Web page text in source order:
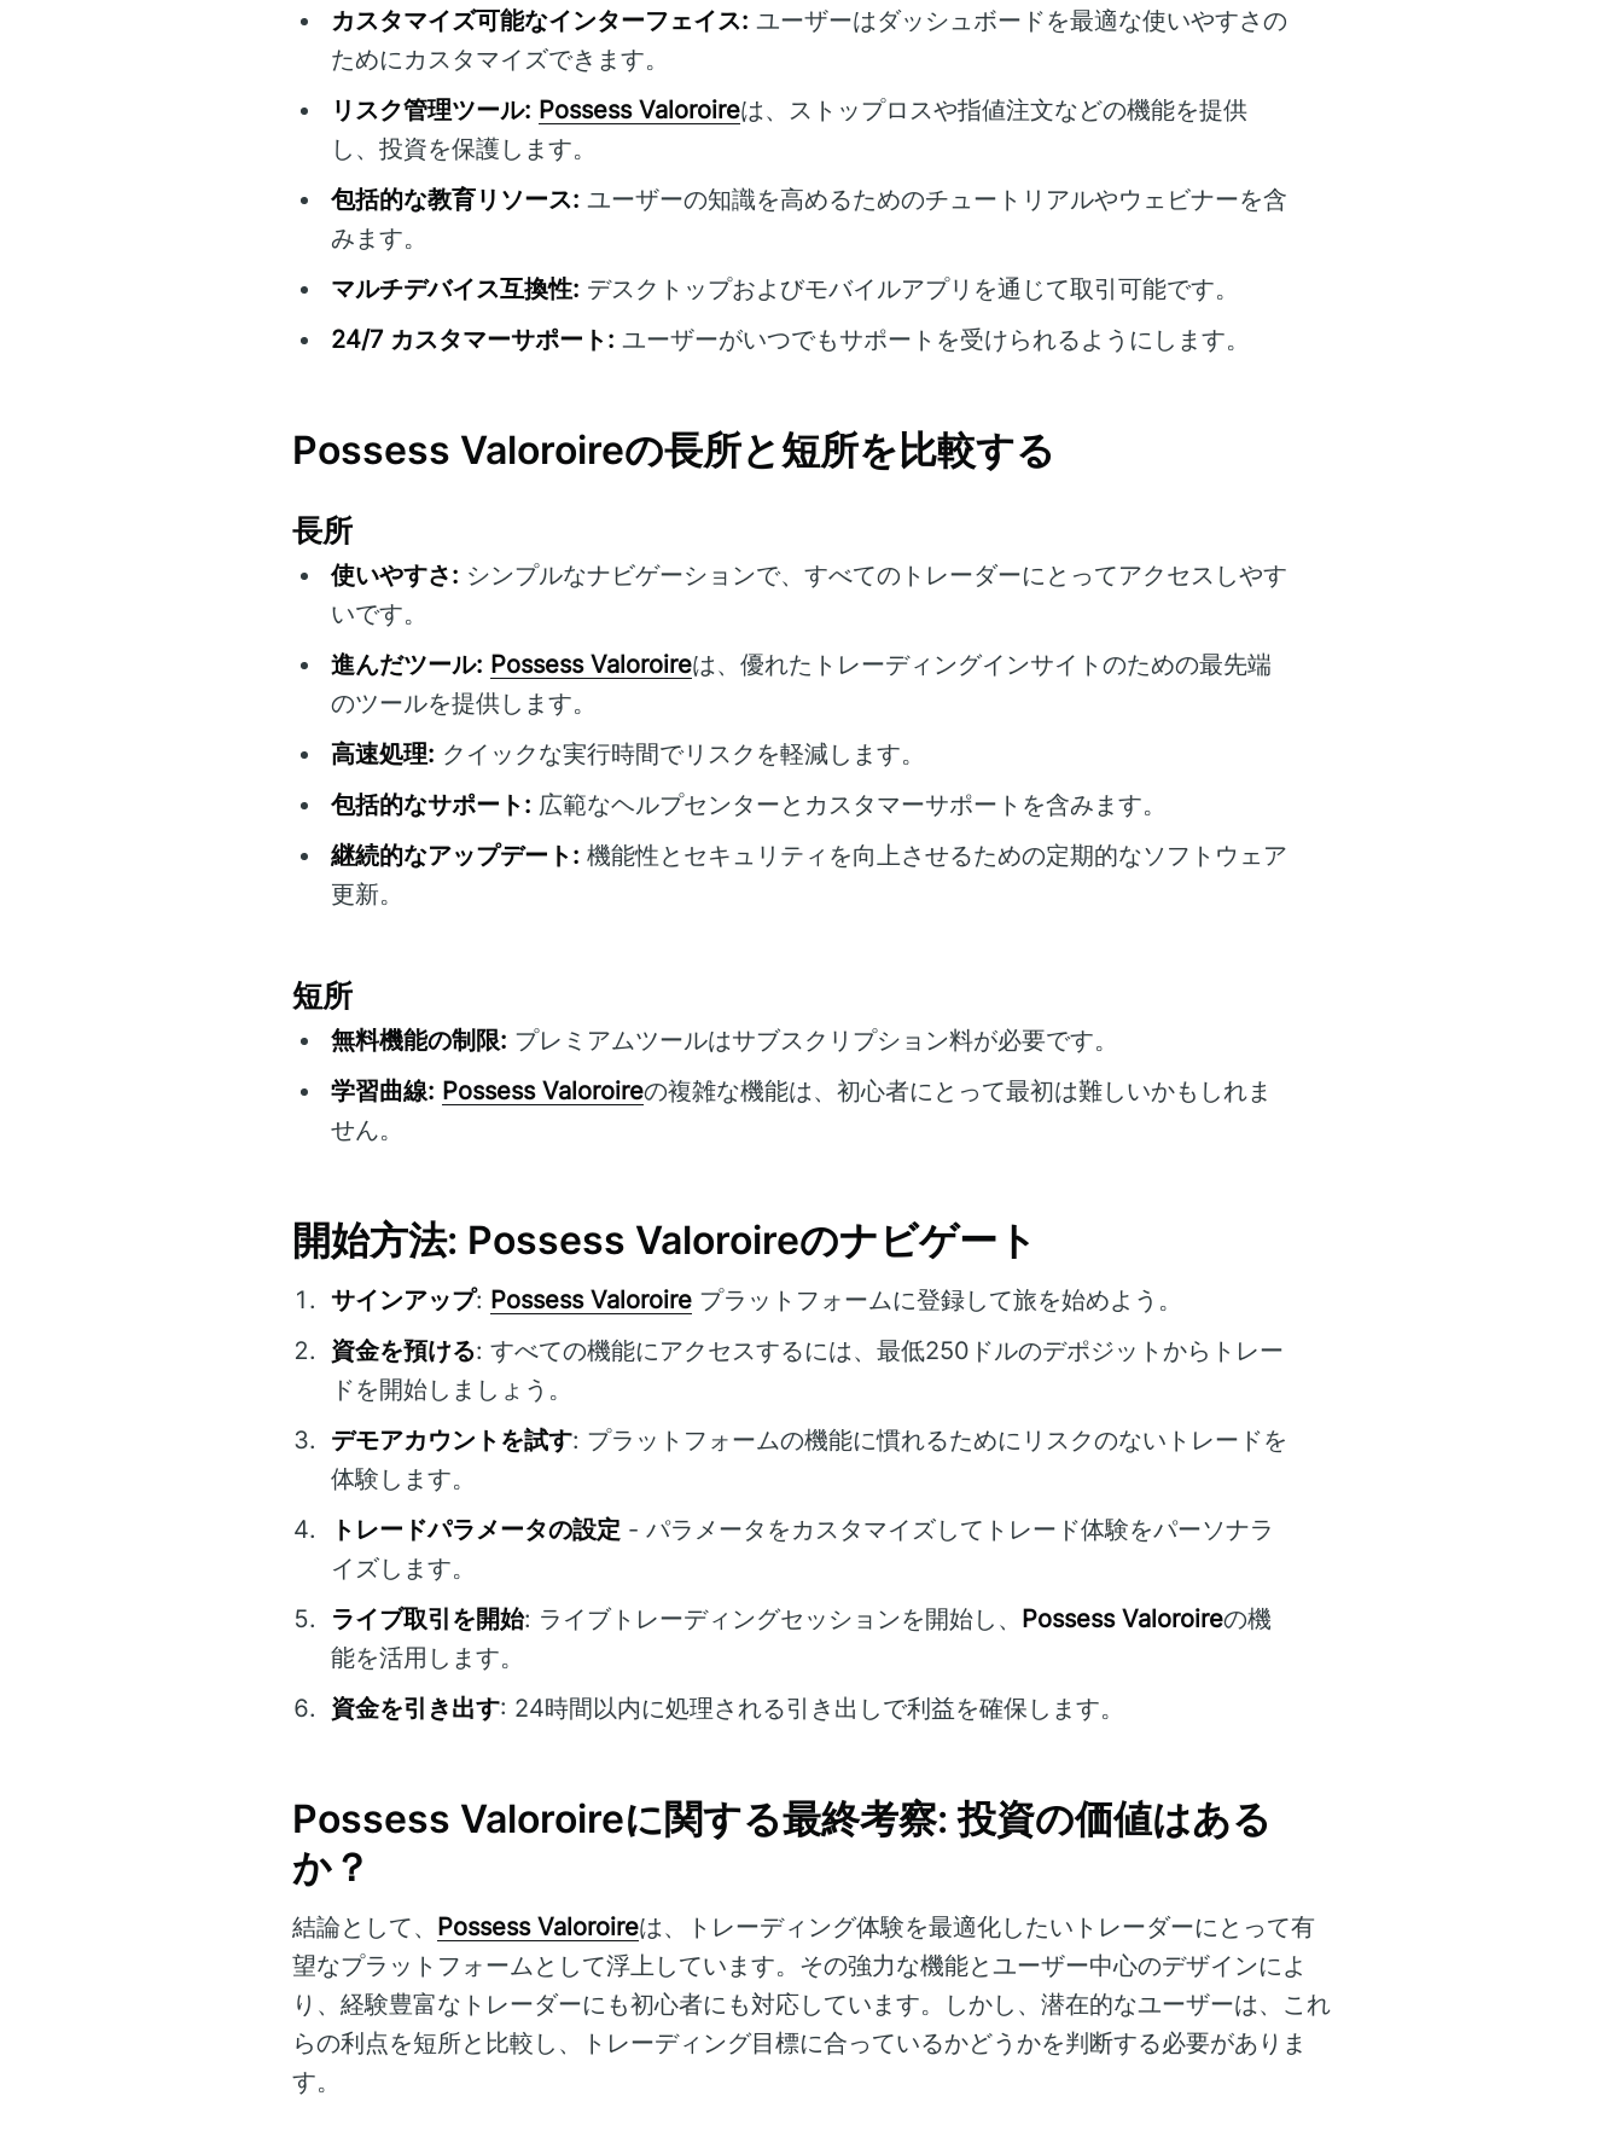
カスタマイズ可能なインターフェイス: ユーザーはダッシュボードを最適な使いやすさの
ためにカスタマイズできます。
リスク管理ツール: Possess Valoroireは、ストップロスや指値注文などの機能を提供
し、投資を保護します。
包括的な教育リソース: ユーザーの知識を高めるためのチュートリアルやウェビナーを含
みます。
マルチデバイス互換性: デスクトップおよびモバイルアプリを通じて取引可能です。
24/7 カスタマーサポート: ユーザーがいつでもサポートを受けられるようにします。
Possess Valoroireの長所と短所を比較する
長所
使いやすさ: シンプルなナビゲーションで、すべてのトレーダーにとってアクセスしやす
いです。
進んだツール: Possess Valoroireは、優れたトレーディングインサイトのための最先端
のツールを提供します。
高速処理: クイックな実行時間でリスクを軽減します。
包括的なサポート: 広範なヘルプセンターとカスタマーサポートを含みます。
継続的なアップデート: 機能性とセキュリティを向上させるための定期的なソフトウェア
更新。
短所
無料機能の制限: プレミアムツールはサブスクリプション料が必要です。
学習曲線: Possess Valoroireの複雑な機能は、初心者にとって最初は難しいかもしれま
せん。
開始方法: Possess Valoroireのナビゲート
サインアップ: Possess Valoroire プラットフォームに登録して旅を始めよう。
資金を預ける: すべての機能にアクセスするには、最低250ドルのデポジットからトレー
ドを開始しましょう。
デモアカウントを試す: プラットフォームの機能に慣れるためにリスクのないトレードを
体験します。
トレードパラメータの設定 - パラメータをカスタマイズしてトレード体験をパーソナラ
イズします。
ライブ取引を開始: ライブトレーディングセッションを開始し、 Possess Valoroireの機
能を活用します。
資金を引き出す: 24時間以内に処理される引き出しで利益を確保します。
Possess Valoroireに関する最終考察: 投資の価値はある
か？
結論として、 Possess Valoroireは、トレーディング体験を最適化したいトレーダーにとって有
望なプラットフォームとして浮上しています。その強力な機能とユーザー中心のデザインによ
り、経験豊富なトレーダーにも初心者にも対応しています。しかし、潜在的なユーザーは、これ
らの利点を短所と比較し、トレーディング目標に合っているかどうかを判断する必要がありま
す。